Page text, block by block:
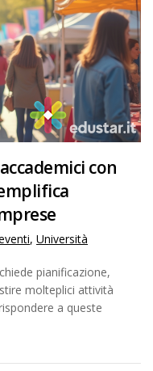
con
, Università
pianificazione,
molteplici attività
a queste